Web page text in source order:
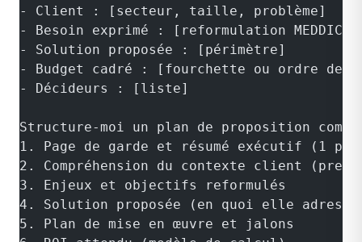
- Client : [secteur, taille, problème]
- Besoin exprimé : [reformulation MEDDIC
- Solution proposée : [périmètre]
- Budget cadré : [fourchette ou ordre de
- Décideurs : [liste]
Structure-moi un plan de proposition
1. Page de garde et résumé exécutif (1
2. Compréhension du contexte client
3. Enjeux et objectifs reformulés
4. Solution proposée (en quoi elle adresse
5. Plan de mise en œuvre et jalons